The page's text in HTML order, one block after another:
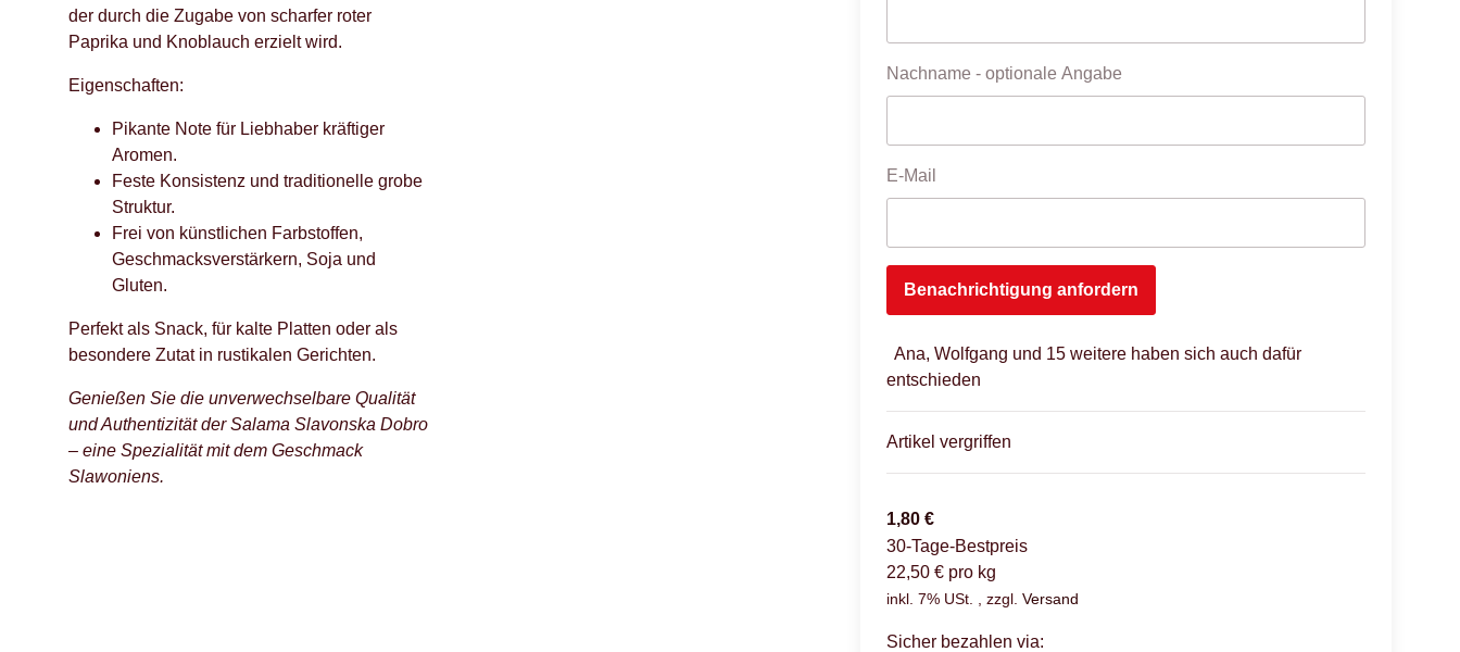
Nachname - optionale Angabe
E-Mail
Benachrichtigung anfordern
Ana, Wolfgang und 15 weitere haben sich auch dafür
entschieden
Artikel vergriffen
1,80 €
30-Tage-Bestpreis
22,50 € pro kg
inkl. 7% USt. , zzgl.Versand
Sicher bezahlen via:
der durch die Zugabe von scharfer roter
Paprika und Knoblauch erzielt wird.
Eigenschaften:
Pikante Note für Liebhaber kräftiger
Aromen.
Feste Konsistenz und traditionelle grobe
Struktur.
Frei von künstlichen Farbstoffen,
Geschmacksverstärkern, Soja und
Gluten.
Perfekt als Snack, für kalte Platten oder als
besondere Zutat in rustikalen Gerichten.
Genießen Sie die unverwechselbare Qualität
und Authentizität der Salama Slavonska Dobro
– eine Spezialität mit dem Geschmack
Slawoniens.